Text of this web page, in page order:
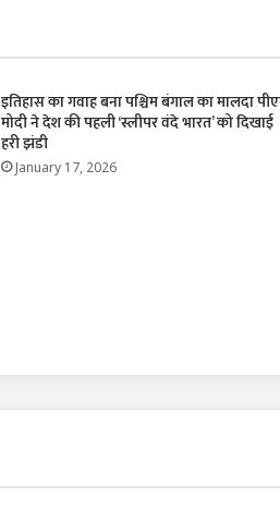
इतिहास का गवाह बना पश्चिम बंगाल का मालदा
मोदी ने देश की पहली ‘स्लीपर वंदे भारत’ को दिखाई
हरी झंडी
January 17, 2026